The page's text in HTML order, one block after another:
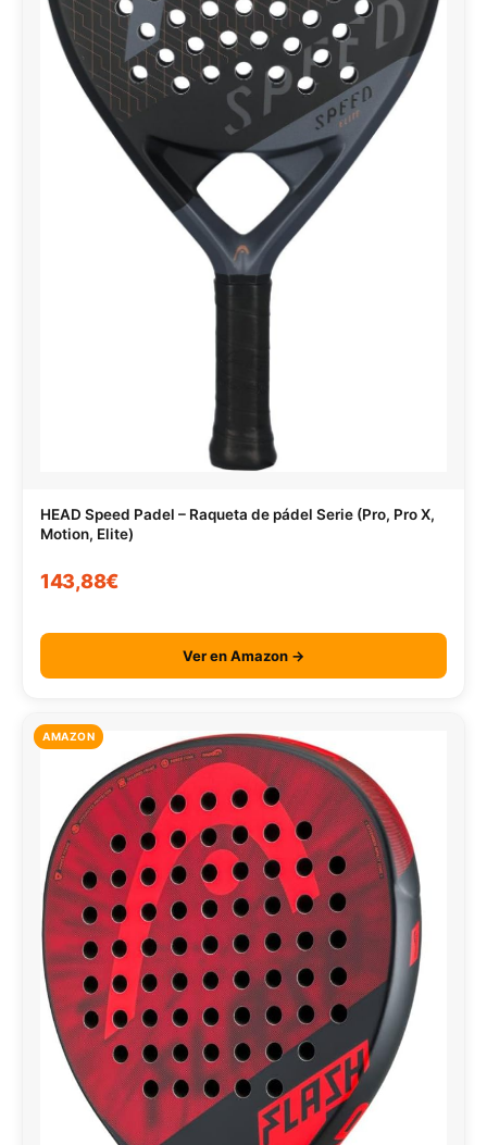
HEAD Speed Padel – Raqueta de pádel Serie (Pro, Pro X,
Motion, Elite)
143,88€
Ver en Amazon →
AMAZON